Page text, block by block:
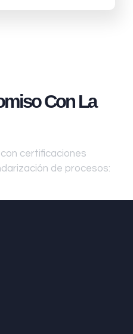
Con La
certificaciones
de procesos: